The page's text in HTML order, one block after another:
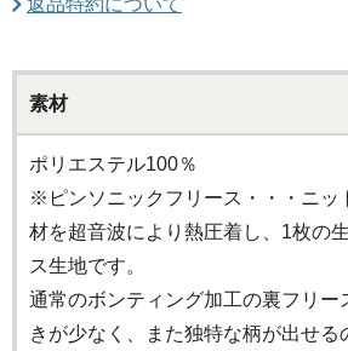
返品特約について
素材
ポリエステル100％
※ピンソニックフリース・・・ニッ
材を超音波により熱圧着し、1枚の
ス生地です。
通常のボンティング加工の裏フリー
きが少なく、また独特な柄が出せる